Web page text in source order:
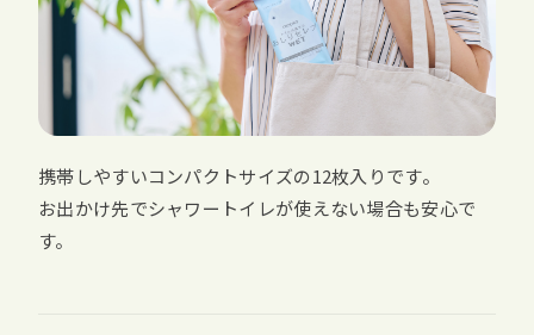
携帯しやすいコンパクトサイズの12枚入りです。
お出かけ先でシャワートイレが使えない場合も安心で
す。